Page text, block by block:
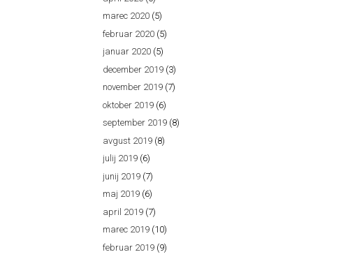
marec 2020 (5)
februar 2020 (5)
januar 2020 (5)
december 2019 (3)
november 2019 (7)
oktober 2019 (6)
september 2019 (8)
avgust 2019 (8)
julij 2019 (6)
junij 2019 (7)
maj 2019 (6)
april 2019 (7)
marec 2019 (10)
februar 2019 (9)